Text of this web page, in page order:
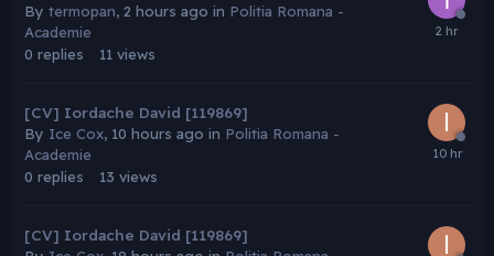
By termopan, 2 hours ago in Politia Romana -
Academie
0 replies 11 views
[CV] Iordache David [119869]
By Ice Cox, 10 hours ago in Politia Romana -
Academie
0 replies 13 views
[CV] Iordache David [119869]